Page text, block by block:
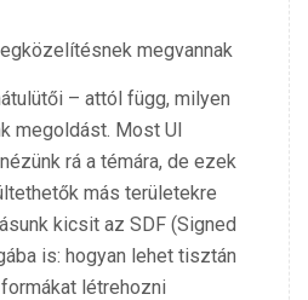
megvannak
– attól függ, milyen
megoldást. Most UI
rá a témára, de ezek
más területekre
kicsit az SDF (Signed
is: hogyan lehet tisztán
létrehozni